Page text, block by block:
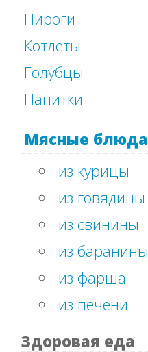
Пироги
Котлеты
Голубцы
Напитки
Мясные блюда
из курицы
из говядины
из свинины
из баранины
из фарша
из печени
Здоровая еда